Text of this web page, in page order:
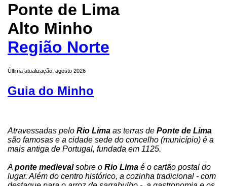
Ponte de Lima
Alto Minho
Região Norte
Última atualização: agosto 2026
Guia do Minho
Atravessadas pelo Rio Lima as terras de Ponte de Lima
são famosas e a cidade sede do concelho (município) é a
mais antiga de Portugal, fundada em 1125.
A ponte medievalsobre o Rio Lima é o cartão postal do
lugar. Além do centro histórico, a cozinha tradicional - com